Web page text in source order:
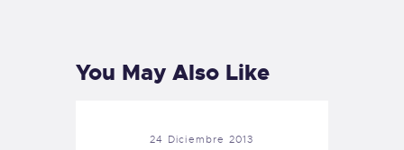
You May Also Like
24 Diciembre 2013